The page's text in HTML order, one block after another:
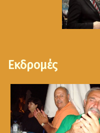
Εκδρομές